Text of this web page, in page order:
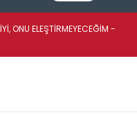
ONU ELEŞTİRMEYECEĞİM -